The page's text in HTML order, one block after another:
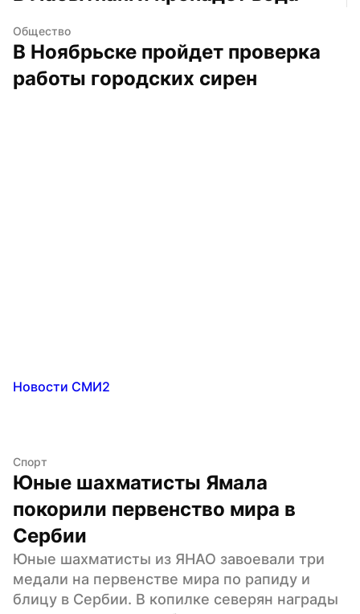
Общество
В Ноябрьске пройдет проверка
работы городских сирен
Новости СМИ2
Спорт
Юные шахматисты Ямала
покорили первенство мира в
Сербии
Юные шахматисты из ЯНАО завоевали три
медали на первенстве мира по рапиду и
блицу в Сербии. В копилке северян награды